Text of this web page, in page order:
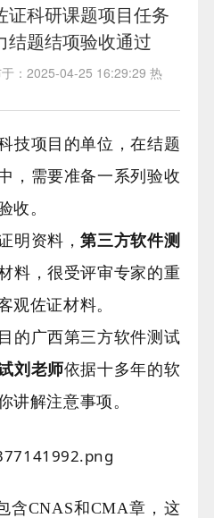
证科研课题项目任务
结题结项验收通过
：2025-04-25 16:29:29 热
技项目的单位，在结题
，需要准备一系列验收
收。
明资料，第三方软件测
料，很受评审专家的重
观佐证材料。
的广西第三方软件测试
刘老师依据十多年的软
讲解注意事项。
含CNAS和CMA章，这